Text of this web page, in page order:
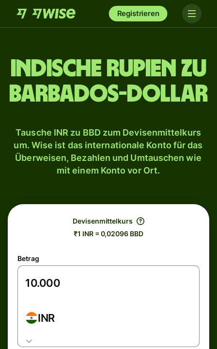
Registrieren
Indische Rupien zu
Barbados-Dollar
Tausche INR zu BBD zum Devisenmittelkurs
um. Wise ist das internationale Konto für das
Überweisen, Bezahlen und Umtauschen wie
mit einem Konto vor Ort.
Devisenmittelkurs
₹1 INR = 0,02096 BBD
Betrag
INR